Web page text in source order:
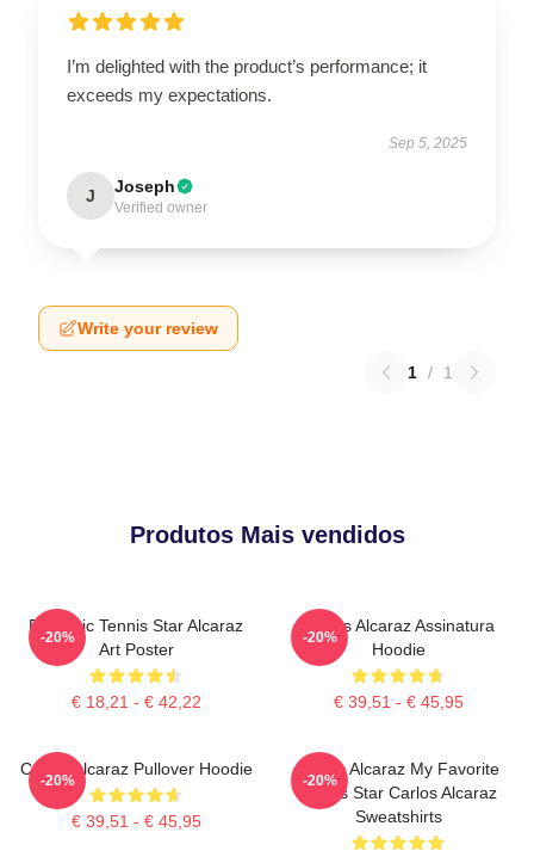
I’m delighted with the product’s performance; it
exceeds my expectations.
Sep 5, 2025
J Joseph
Verified owner
Write your review
1 / 1
Produtos Mais vendidos
Dynamic Tennis Star Alcaraz
Art Poster
€ 18,21 - € 42,22
-20%
Carlos Alcaraz Assinatura
Hoodie
€ 39,51 - € 45,95
-20%
Carlos Alcaraz Pullover Hoodie
€ 39,51 - € 45,95
-20%
Carlos Alcaraz My Favorite
Tennis Star Carlos Alcaraz
Sweatshirts
-20%